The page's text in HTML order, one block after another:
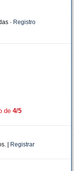
· Registro
de 4/5
| Registrar